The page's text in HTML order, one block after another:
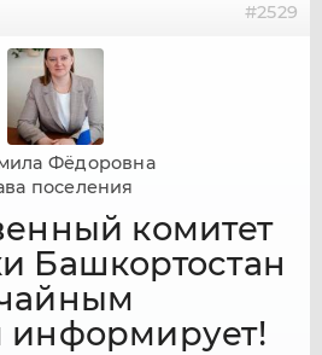
#2529
комитет
Башкортостан
информирует!
Фёдоровна
поселения